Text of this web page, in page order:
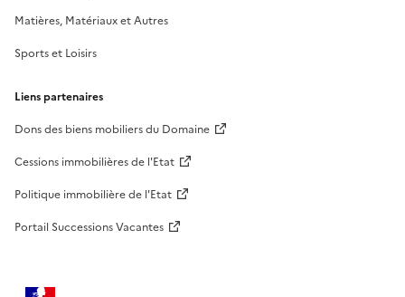
Matières, Matériaux et Autres
Sports et Loisirs
Liens partenaires
Dons des biens mobiliers du Domaine
Cessions immobilières de l'Etat
Politique immobilière de l'Etat
Portail Successions Vacantes